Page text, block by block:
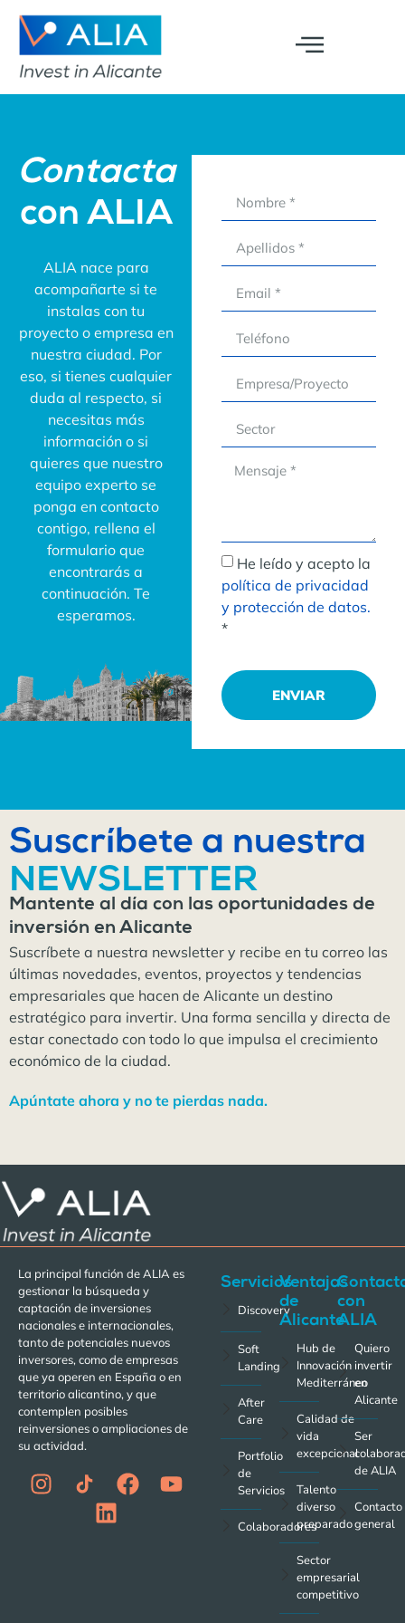
Contacta
con ALIA
ALIA nace para
acompañarte si te
instalas con tu
proyecto o empresa en
nuestra ciudad. Por
eso, si tienes cualquier
duda al respecto, si
necesitas más
información o si
quieres que nuestro
equipo experto se
ponga en contacto
contigo, rellena el
formulario que
encontrarás a
continuación. Te
esperamos.
He leído y acepto la
política de privacidad
y protección de datos.
*
ENVIAR
Suscríbete a nuestra
NEWSLETTER
Mantente al día con las oportunidades de
inversión en Alicante
Suscríbete a nuestra newsletter y recibe en tu correo las
últimas novedades, eventos, proyectos y tendencias
empresariales que hacen de Alicante un destino
estratégico para invertir. Una forma sencilla y directa de
estar conectado con todo lo que impulsa el crecimiento
económico de la ciudad.
Apúntate ahora y no te pierdas nada.
La principal función de ALIA es
gestionar la búsqueda y
captación de inversiones
nacionales e internacionales,
tanto de potenciales nuevos
inversores, como de empresas
que ya operen en España o en
territorio alicantino, y que
contemplen posibles
reinversiones o ampliaciones de
su actividad.
Servicios
Discovery
Soft
Landing
After
Care
Portfolio
de
Servicios
Colaboradores
Ventajas
de
Alicante
Hub de
Innovación
Mediterráneo
Calidad de
vida
excepcional
Talento
diverso
preparado
Sector
empresarial
competitivo
con
ALIA
Quiero
invertir
en
Alicante
Ser
de ALIA
Contacto
general